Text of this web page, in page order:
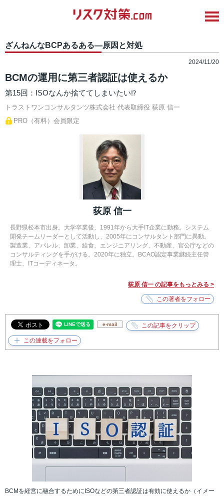
ざんねんなBCPあるある―原因と対処
2024/11/20
BCMの運用に第三者認証は使えるか
第15回：ISOなんか捨ててしまいたい⁉
トラストワンコンサルタンツ株式会社 代表取締役 荻原 信一
PRO（有料）会員限定
荻原 信一
長野県松本市出身。大学卒業後、1991年から大手IT企業に勤務。システム
開発チームリーダーとして活動し、2005年にコンサルタント部門に異動。
製造業、アパレル、卸業、給食、エンジニアリング、不動産、官公庁などの
コンサルティングを手がける。2020年に独立。BCAO認定事業継続主任管
理士、ITコーディネータ。
荻原 信一 の記事をもっとみる >
e-mail
BCMを経営に融合するためにISOなどの第三者認証は有効に使えるか（イメー